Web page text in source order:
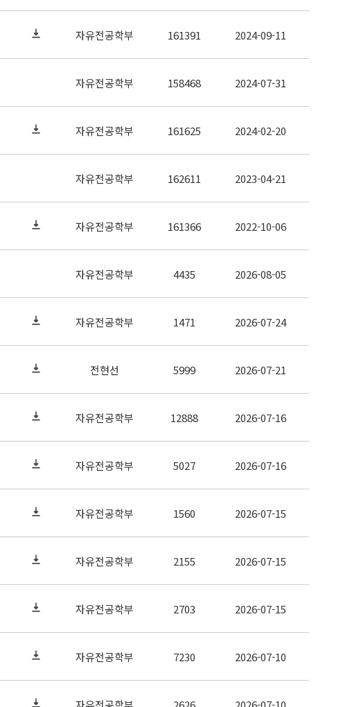
자유전공학부 161391 2024-09-11
자유전공학부 158468 2024-07-31
자유전공학부 161625 2024-02-20
자유전공학부 162611 2023-04-21
자유전공학부 161366 2022-10-06
자유전공학부 4435 2026-08-05
자유전공학부 1471 2026-07-24
전현선 5999 2026-07-21
자유전공학부 12888 2026-07-16
자유전공학부 5027 2026-07-16
자유전공학부 1560 2026-07-15
자유전공학부 2155 2026-07-15
자유전공학부 2703 2026-07-15
자유전공학부 7230 2026-07-10